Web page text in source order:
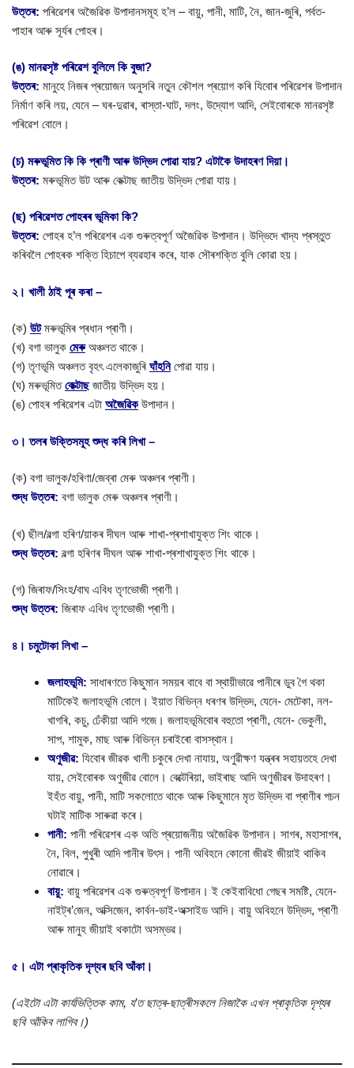
উত্তৰ: পৰিৱেশৰ অজৈৱিক উপাদানসমূহ হ’ল – বায়ু, পানী, মাটি, নৈ, জান-জুৰি, পৰ্বত-
পাহাৰ আৰু সূৰ্যৰ পোহৰ।
(ঙ) মানৱসৃষ্ট পৰিৱেশ বুলিলে কি বুজা?
উত্তৰ: মানুহে নিজৰ প্ৰয়োজন অনুসৰি নতুন কৌশল প্ৰয়োগ কৰি যিবোৰ পৰিৱেশৰ উপাদান
নিৰ্মাণ কৰি লয়, যেনে – ঘৰ-দুৱাৰ, ৰাস্তা-ঘাট, দলং, উদ্যোগ আদি, সেইবোৰকে মানৱসৃষ্ট
পৰিৱেশ বোলে।
(চ) মৰুভূমিত কি কি প্ৰাণী আৰু উদ্ভিদ পোৱা যায়? এটাকৈ উদাহৰণ দিয়া।
উত্তৰ: মৰুভূমিত উট আৰু কেক্টাছ জাতীয় উদ্ভিদ পোৱা যায়।
(ছ) পৰিৱেশত পোহৰৰ ভূমিকা কি?
উত্তৰ: পোহৰ হ’ল পৰিৱেশৰ এক গুৰুত্বপূৰ্ণ অজৈৱিক উপাদান। উদ্ভিদে খাদ্য প্ৰস্তুত
কৰিবলৈ পোহৰক শক্তি হিচাপে ব্যৱহাৰ কৰে, যাক সৌৰশক্তি বুলি কোৱা হয়।
২। খালী ঠাই পূৰ কৰা –
(ক) উটমৰুভূমিৰ প্ৰধান প্ৰাণী।
(খ) বগা ভালুক মেৰুঅঞ্চলত থাকে।
(গ) তৃণভূমি অঞ্চলত বৃহৎ এলেকাজুৰি ঘাঁহনিপোৱা যায়।
(ঘ) মৰুভূমিতকেক্টাছজাতীয় উদ্ভিদ হয়।
(ঙ) পোহৰ পৰিৱেশৰ এটা অজৈৱিকউপাদান।
৩। তলৰ উক্তিসমূহ শুদ্ধ কৰি লিখা –
(ক) বগা ভালুক/হৰিণা/জেব্ৰা মেৰু অঞ্চলৰ প্ৰাণী।
শুদ্ধ উত্তৰ: বগা ভালুক মেৰু অঞ্চলৰ প্ৰাণী।
(খ) ছীল/বল্গা হৰিণ/য়াকৰ দীঘল আৰু শাখা-প্ৰশাখাযুক্ত শিং থাকে।
শুদ্ধ উত্তৰ: বল্গা হৰিণৰ দীঘল আৰু শাখা-প্ৰশাখাযুক্ত শিং থাকে।
(গ) জিৰাফ/সিংহ/বাঘ এবিধ তৃণভোজী প্ৰাণী।
শুদ্ধ উত্তৰ: জিৰাফ এবিধ তৃণভোজী প্ৰাণী।
৪। চমুটোকা লিখা –
জলাহভূমি: সাধাৰণতে কিছুমান সময়ৰ বাবে বা স্থায়ীভাৱে পানীৰে ডুব গৈ থকা
মাটিকেই জলাহভূমি বোলে। ইয়াত বিভিন্ন ধৰণৰ উদ্ভিদ, যেনে- মেটেকা, নল-
খাগৰি, কচু, ঢেঁকীয়া আদি গজে। জলাহভূমিবোৰ বহুতো প্ৰাণী, যেনে- ভেকুলী,
সাপ, শামুক, মাছ আৰু বিভিন্ন চৰাইৰো বাসস্থান।
অণুজীৱ: যিবোৰ জীৱক খালী চকুৰে দেখা নাযায়, অণুৱীক্ষণ যন্ত্ৰৰ সহায়তহে দেখা
যায়, সেইবোৰক অণুজীৱ বোলে। বেক্টেৰিয়া, ভাইৰাছ আদি অণুজীৱৰ উদাহৰণ।
ইহঁত বায়ু, পানী, মাটি সকলোতে থাকে আৰু কিছুমানে মৃত উদ্ভিদ বা প্ৰাণীৰ পচন
ঘটাই মাটিক সাৰুৱা কৰে।
পানী: পানী পৰিৱেশৰ এক অতি প্ৰয়োজনীয় অজৈৱিক উপাদান। সাগৰ, মহাসাগৰ,
নৈ, বিল, পুখুৰী আদি পানীৰ উৎস। পানী অবিহনে কোনো জীৱই জীয়াই থাকিব
নোৱাৰে।
বায়ু: বায়ু পৰিৱেশৰ এক গুৰুত্বপূৰ্ণ উপাদান। ই কেইবাবিধো গেছৰ সমষ্টি, যেনে-
নাইট্ৰ’জেন, অক্সিজেন, কাৰ্বন-ডাই-অক্সাইড আদি। বায়ু অবিহনে উদ্ভিদ, প্ৰাণী
আৰু মানুহ জীয়াই থকাটো অসম্ভৱ।
৫। এটা প্ৰাকৃতিক দৃশ্যৰ ছবি আঁকা।
(এইটো এটা কাৰ্যভিত্তিক কাম, য’ত ছাত্ৰ-ছাত্ৰীসকলে নিজাকৈ এখন প্ৰাকৃতিক দৃশ্যৰ
ছবি আঁকিব লাগিব।)